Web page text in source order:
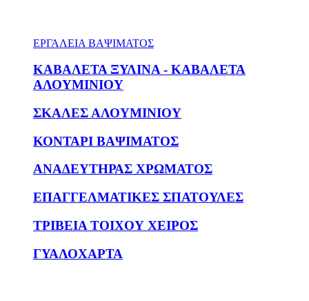
ΕΡΓΑΛΕΙΑ ΒΑΨΙΜΑΤΟΣ
ΚΑΒΑΛΕΤΑ ΞΥΛΙΝΑ - ΚΑΒΑΛΕΤΑ
ΑΛΟΥΜΙΝΙΟΥ
ΣΚΑΛΕΣ ΑΛΟΥΜΙΝΙΟΥ
ΚΟΝΤΑΡΙ ΒΑΨΙΜΑΤΟΣ
ΑΝΑΔΕΥΤΗΡΑΣ ΧΡΩΜΑΤΟΣ
ΕΠΑΓΓΕΛΜΑΤΙΚΕΣ ΣΠΑΤΟΥΛΕΣ
ΤΡΙΒΕΙΑ ΤΟΙΧΟΥ ΧΕΙΡΟΣ
ΓΥΑΛΟΧΑΡΤΑ